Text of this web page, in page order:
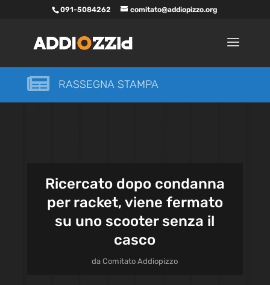
091-5084262 comitato@addiopizzo.org
 RASSEGNA STAMPA
Ricercato dopo condanna
per racket, viene fermato
su uno scooter senza il
casco
daComitato Addiopizzo